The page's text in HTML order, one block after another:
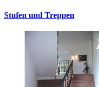
Stufen und Treppen